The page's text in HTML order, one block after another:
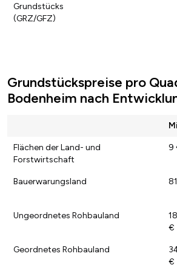
Grundstücks
(GRZ/GFZ)
Grundstückspreise pro
Bodenheim nach
Flächen der Land- und
Forstwirtschaft
9
Bauerwarungsland
Ungeordnetes Rohbauland
€
Geordnetes Rohbauland
€